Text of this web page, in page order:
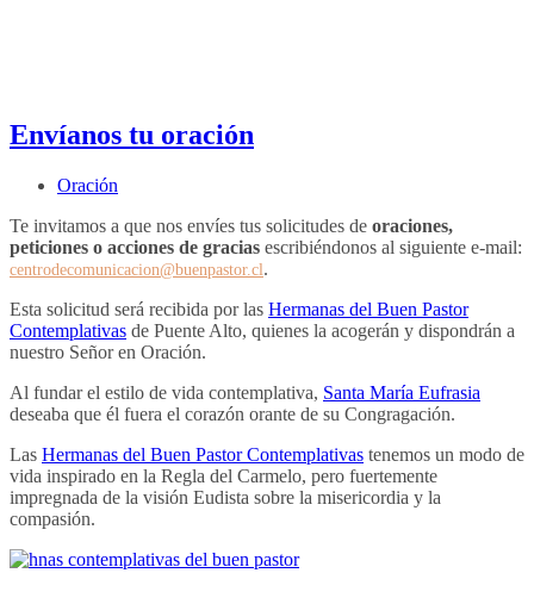
Envíanos tu oración
Oración
Te invitamos a que nos envíes tus solicitudes de oraciones,
peticiones o acciones de gracias escribiéndonos al siguiente e-mail:
centrodecomunicacion@buenpastor.cl.
Esta solicitud será recibida por las Hermanas del Buen Pastor
Contemplativas de Puente Alto, quienes la acogerán y dispondrán a
nuestro Señor en Oración.
Al fundar el estilo de vida contemplativa, Santa María Eufrasia
deseaba que él fuera el corazón orante de su Congragación.
Las Hermanas del Buen Pastor Contemplativas tenemos un modo de
vida inspirado en la Regla del Carmelo, pero fuertemente
impregnada de la visión Eudista sobre la misericordia y la
compasión.